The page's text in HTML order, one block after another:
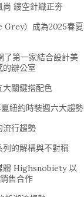
鏤空針織正夯
Grey）成為2025春夏
第一家結合設計美
的辦公室
大關鍵搭配色
紐約時裝週六大趨勢
行趨勢
的解構與不對稱
體 Highsnobiety 以
售合作